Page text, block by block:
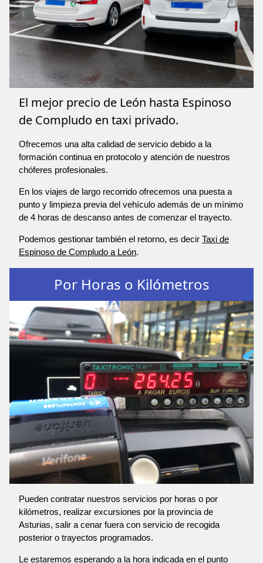
El mejor precio de León hasta Espinoso
de Compludo en taxi privado.
Ofrecemos una alta calidad de servicio debido a la
formación continua en protocolo y atención de nuestros
chóferes profesionales.
En los viajes de largo recorrido ofrecemos una puesta a
punto y limpieza previa del vehículo además de un mínimo
de 4 horas de descanso antes de comenzar el trayecto.
Podemos gestionar también el retorno, es decir Taxi de
Espinoso de Compludo a León.
Por Horas o Kilómetros
Pueden contratar nuestros servicios por horas o por
kilómetros, realizar excursiones por la provincia de
Asturias, salir a cenar fuera con servicio de recogida
posterior o trayectos programados.
Le estaremos esperando a la hora indicada en el punto